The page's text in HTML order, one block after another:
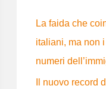
La faida che
italiani, ma non i
numeri
Il nuovo record